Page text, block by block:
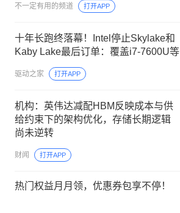
不一定有用的频道 打开APP
十年长跑终落幕！Intel停止Skylake和
Kaby Lake最后订单：覆盖i7-7600U等
驱动之家 打开APP
机构：英伟达减配HBM反映成本与供
给约束下的架构优化，存储长期逻辑
尚未逆转
财闻 打开APP
热门权益月月领，优惠券包享不停！